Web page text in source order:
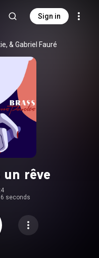
Sign in
& Gabriel Fauré
un rêve
seconds